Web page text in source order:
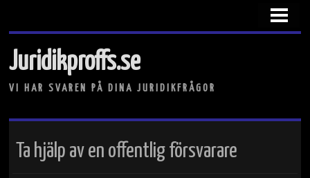
JURIST ELLER ADVOKAT?
Juridikproffs.se
VI HAR SVAREN PÅ DINA JURIDIKFRÅGOR
Ta hjälp av en offentlig försvarare